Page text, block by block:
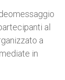
al
a
in